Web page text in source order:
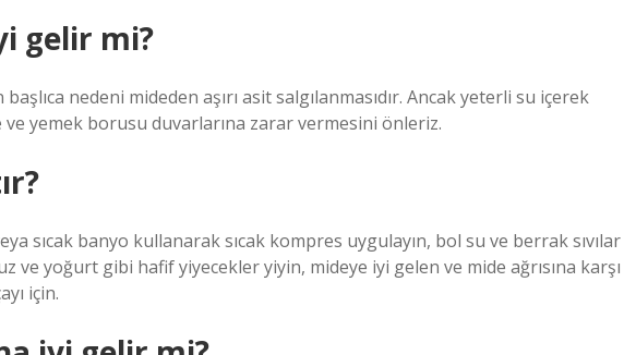
gelir mi?
nedeni mideden aşırı asit salgılanmasıdır. Ancak yeterli su içerek
ve yemek borusu duvarlarına zarar vermesini önleriz.
sıcak banyo kullanarak sıcak kompres uygulayın, bol su ve berrak sıvılar
ve yoğurt gibi hafif yiyecekler yiyin, mideye iyi gelen ve mide ağrısına karşı
için.